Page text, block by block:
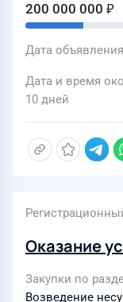
200 000 000 ₽
Дата объявления
Дата и время
10 дней
Оказание
Закупки по
Возведение